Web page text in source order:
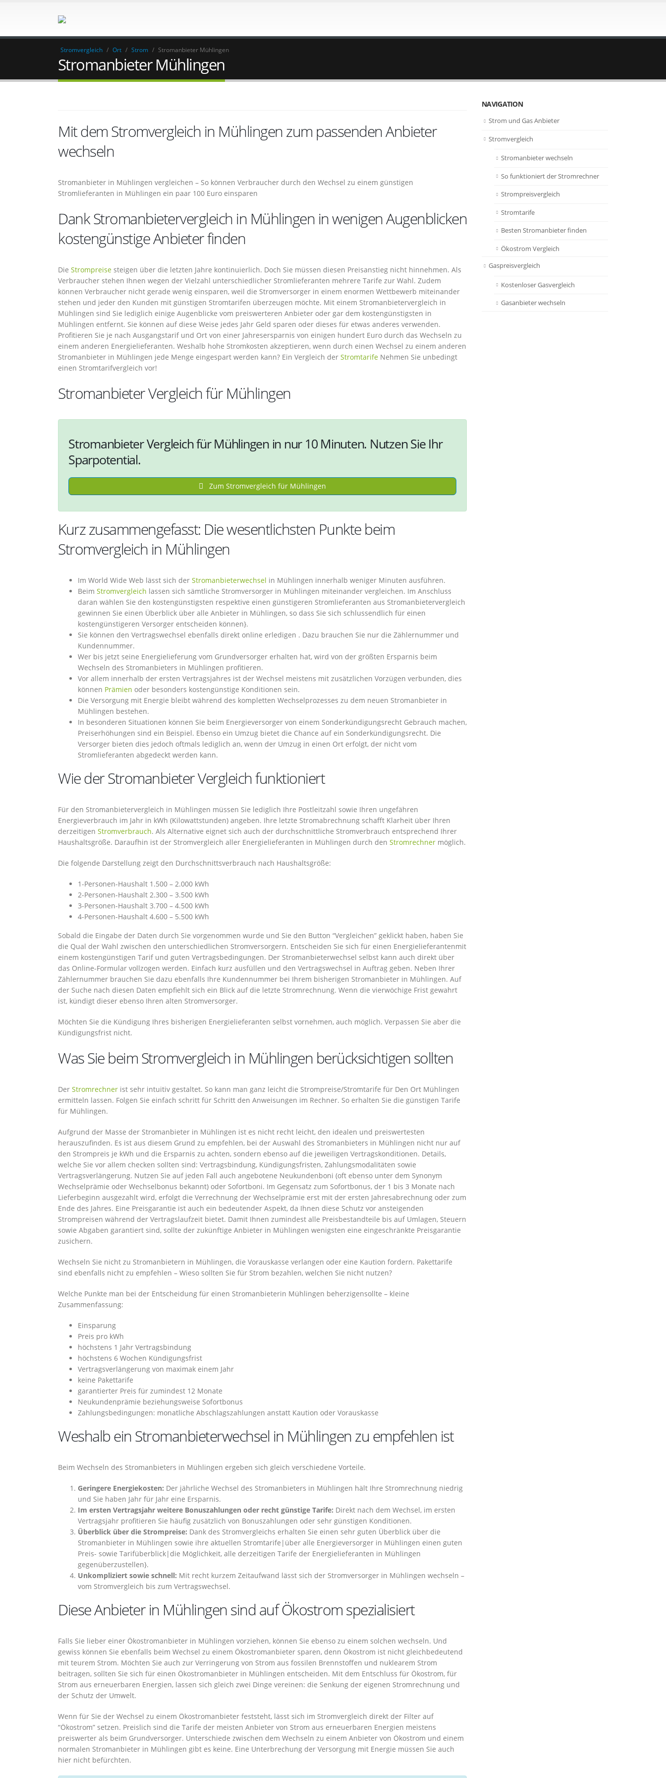
Stromvergleich / Ort / Strom / Stromanbieter Mühlingen
Stromanbieter Mühlingen
Mit dem Stromvergleich in Mühlingen zum passenden Anbieter
wechseln
Stromanbieter in Mühlingen vergleichen – So können Verbraucher durch den Wechsel zu einem günstigen
Stromlieferanten in Mühlingen ein paar 100 Euro einsparen
Dank Stromanbietervergleich in Mühlingen in wenigen Augenblicken
kostengünstige Anbieter finden
Die Strompreise steigen über die letzten Jahre kontinuierlich. Doch Sie müssen diesen Preisanstieg nicht hinnehmen. Als
Verbraucher stehen Ihnen wegen der Vielzahl unterschiedlicher Stromlieferanten mehrere Tarife zur Wahl. Zudem
können Verbraucher nicht gerade wenig einsparen, weil die Stromversorger in einem enormen Wettbewerb miteinander
stehen und jeder den Kunden mit günstigen Stromtarifen überzeugen möchte. Mit einem Stromanbietervergleich in
Mühlingen sind Sie lediglich einige Augenblicke vom preiswerteren Anbieter oder gar dem kostengünstigsten in
Mühlingen entfernt. Sie können auf diese Weise jedes Jahr Geld sparen oder dieses für etwas anderes verwenden.
Profitieren Sie je nach Ausgangstarif und Ort von einer Jahresersparnis von einigen hundert Euro durch das Wechseln zu
einem anderen Energielieferanten. Weshalb hohe Stromkosten akzeptieren, wenn durch einen Wechsel zu einem anderen
Stromanbieter in Mühlingen jede Menge eingespart werden kann? Ein Vergleich der Stromtarife Nehmen Sie unbedingt
einen Stromtarifvergleich vor!
Stromanbieter Vergleich für Mühlingen
Stromanbieter Vergleich für Mühlingen in nur 10 Minuten. Nutzen Sie Ihr
Sparpotential.
Zum Stromvergleich für Mühlingen
Kurz zusammengefasst: Die wesentlichsten Punkte beim
Stromvergleich in Mühlingen
Im World Wide Web lässt sich der Stromanbieterwechsel in Mühlingen innerhalb weniger Minuten ausführen.
Beim Stromvergleich lassen sich sämtliche Stromversorger in Mühlingen miteinander vergleichen. Im Anschluss
daran wählen Sie den kostengünstigsten respektive einen günstigeren Stromlieferanten aus Stromanbietervergleich
gewinnen Sie einen Überblick über alle Anbieter in Mühlingen, so dass Sie sich schlussendlich für einen
kostengünstigeren Versorger entscheiden können}.
Sie können den Vertragswechsel ebenfalls direkt online erledigen . Dazu brauchen Sie nur die Zählernummer und
Kundennummer.
Wer bis jetzt seine Energielieferung vom Grundversorger erhalten hat, wird von der größten Ersparnis beim
Wechseln des Stromanbieters in Mühlingen profitieren.
Vor allem innerhalb der ersten Vertragsjahres ist der Wechsel meistens mit zusätzlichen Vorzügen verbunden, dies
können Prämien oder besonders kostengünstige Konditionen sein.
Die Versorgung mit Energie bleibt während des kompletten Wechselprozesses zu dem neuen Stromanbieter in
Mühlingen bestehen.
In besonderen Situationen können Sie beim Energieversorger von einem Sonderkündigungsrecht Gebrauch machen,
Preiserhöhungen sind ein Beispiel. Ebenso ein Umzug bietet die Chance auf ein Sonderkündigungsrecht. Die
Versorger bieten dies jedoch oftmals lediglich an, wenn der Umzug in einen Ort erfolgt, der nicht vom
Stromlieferanten abgedeckt werden kann.
Wie der Stromanbieter Vergleich funktioniert
Für den Stromanbietervergleich in Mühlingen müssen Sie lediglich Ihre Postleitzahl sowie Ihren ungefähren
Energieverbrauch im Jahr in kWh (Kilowattstunden) angeben. Ihre letzte Stromabrechnung schafft Klarheit über Ihren
derzeitigen Stromverbrauch. Als Alternative eignet sich auch der durchschnittliche Stromverbrauch entsprechend Ihrer
Haushaltsgröße. Daraufhin ist der Stromvergleich aller Energielieferanten in Mühlingen durch den Stromrechner möglich.
Die folgende Darstellung zeigt den Durchschnittsverbrauch nach Haushaltsgröße:
1-Personen-Haushalt 1.500 – 2.000 kWh
2-Personen-Haushalt 2.300 – 3.500 kWh
3-Personen-Haushalt 3.700 – 4.500 kWh
4-Personen-Haushalt 4.600 – 5.500 kWh
Sobald die Eingabe der Daten durch Sie vorgenommen wurde und Sie den Button “Vergleichen” geklickt haben, haben Sie
die Qual der Wahl zwischen den unterschiedlichen Stromversorgern. Entscheiden Sie sich für einen Energielieferantenmit
einem kostengünstigen Tarif und guten Vertragsbedingungen. Der Stromanbieterwechsel selbst kann auch direkt über
das Online-Formular vollzogen werden. Einfach kurz ausfüllen und den Vertragswechsel in Auftrag geben. Neben Ihrer
Zählernummer brauchen Sie dazu ebenfalls Ihre Kundennummer bei Ihrem bisherigen Stromanbieter in Mühlingen. Auf
der Suche nach diesen Daten empfiehlt sich ein Blick auf die letzte Stromrechnung. Wenn die vierwöchige Frist gewahrt
ist, kündigt dieser ebenso Ihren alten Stromversorger.
Möchten Sie die Kündigung Ihres bisherigen Energielieferanten selbst vornehmen, auch möglich. Verpassen Sie aber die
Kündigungsfrist nicht.
Was Sie beim Stromvergleich in Mühlingen berücksichtigen sollten
Der Stromrechner ist sehr intuitiv gestaltet. So kann man ganz leicht die Strompreise/Stromtarife für Den Ort Mühlingen
ermitteln lassen. Folgen Sie einfach schritt für Schritt den Anweisungen im Rechner. So erhalten Sie die günstigen Tarife
für Mühlingen.
Aufgrund der Masse der Stromanbieter in Mühlingen ist es nicht recht leicht, den idealen und preiswertesten
herauszufinden. Es ist aus diesem Grund zu empfehlen, bei der Auswahl des Stromanbieters in Mühlingen nicht nur auf
den Strompreis je kWh und die Ersparnis zu achten, sondern ebenso auf die jeweiligen Vertragskonditionen. Details,
welche Sie vor allem checken sollten sind: Vertragsbindung, Kündigungsfristen, Zahlungsmodalitäten sowie
Vertragsverlängerung. Nutzen Sie auf jeden Fall auch angebotene Neukundenboni (oft ebenso unter dem Synonym
Wechselprämie oder Wechselbonus bekannt) oder Sofortboni. Im Gegensatz zum Sofortbonus, der 1 bis 3 Monate nach
Lieferbeginn ausgezahlt wird, erfolgt die Verrechnung der Wechselprämie erst mit der ersten Jahresabrechnung oder zum
Ende des Jahres. Eine Preisgarantie ist auch ein bedeutender Aspekt, da Ihnen diese Schutz vor ansteigenden
Strompreisen während der Vertragslaufzeit bietet. Damit Ihnen zumindest alle Preisbestandteile bis auf Umlagen, Steuern
sowie Abgaben garantiert sind, sollte der zukünftige Anbieter in Mühlingen wenigsten eine eingeschränkte Preisgarantie
zusichern.
Wechseln Sie nicht zu Stromanbietern in Mühlingen, die Vorauskasse verlangen oder eine Kaution fordern. Pakettarife
sind ebenfalls nicht zu empfehlen – Wieso sollten Sie für Strom bezahlen, welchen Sie nicht nutzen?
Welche Punkte man bei der Entscheidung für einen Stromanbieterin Mühlingen beherzigensollte – kleine
Zusammenfassung:
Einsparung
Preis pro kWh
höchstens 1 Jahr Vertragsbindung
höchstens 6 Wochen Kündigungsfrist
Vertragsverlängerung von maximak einem Jahr
keine Pakettarife
garantierter Preis für zumindest 12 Monate
Neukundenprämie beziehungsweise Sofortbonus
Zahlungsbedingungen: monatliche Abschlagszahlungen anstatt Kaution oder Vorauskasse
Weshalb ein Stromanbieterwechsel in Mühlingen zu empfehlen ist
Beim Wechseln des Stromanbieters in Mühlingen ergeben sich gleich verschiedene Vorteile.
Geringere Energiekosten: Der jährliche Wechsel des Stromanbieters in Mühlingen hält Ihre Stromrechnung niedrig
und Sie haben Jahr für Jahr eine Ersparnis.
Im ersten Vertragsjahr weitere Bonuszahlungen oder recht günstige Tarife: Direkt nach dem Wechsel, im ersten
Vertragsjahr profitieren Sie häufig zusätzlich von Bonuszahlungen oder sehr günstigen Konditionen.
Überblick über die Strompreise: Dank des Stromvergleichs erhalten Sie einen sehr guten Überblick über die
Stromanbieter in Mühlingen sowie ihre aktuellen Stromtarife|über alle Energieversorger in Mühlingen einen guten
Preis- sowie Tarifüberblick|die Möglichkeit, alle derzeitigen Tarife der Energielieferanten in Mühlingen
gegenüberzustellen}.
Unkompliziert sowie schnell: Mit recht kurzem Zeitaufwand lässt sich der Stromversorger in Mühlingen wechseln –
vom Stromvergleich bis zum Vertragswechsel.
Diese Anbieter in Mühlingen sind auf Ökostrom spezialisiert
Falls Sie lieber einer Ökostromanbieter in Mühlingen vorziehen, können Sie ebenso zu einem solchen wechseln. Und
gewiss können Sie ebenfalls beim Wechsel zu einem Ökostromanbieter sparen, denn Ökostrom ist nicht gleichbedeutend
mit teurem Strom. Möchten Sie auch zur Verringerung von Strom aus fossilen Brennstoffen und nuklearem Strom
beitragen, sollten Sie sich für einen Ökostromanbieter in Mühlingen entscheiden. Mit dem Entschluss für Ökostrom, für
Strom aus erneuerbaren Energien, lassen sich gleich zwei Dinge vereinen: die Senkung der eigenen Stromrechnung und
der Schutz der Umwelt.
Wenn für Sie der Wechsel zu einem Ökostromanbieter feststeht, lässt sich im Stromvergleich direkt der Filter auf
“Ökostrom” setzen. Preislich sind die Tarife der meisten Anbieter von Strom aus erneuerbaren Energien meistens
preiswerter als beim Grundversorger. Unterschiede zwischen dem Wechseln zu einem Anbieter von Ökostrom und einem
normalen Stromanbieter in Mühlingen gibt es keine. Eine Unterbrechung der Versorgung mit Energie müssen Sie auch
hier nicht befürchten.
NAVIGATION
Strom und Gas Anbieter
Stromvergleich
Stromanbieter wechseln
So funktioniert der Stromrechner
Strompreisvergleich
Stromtarife
Besten Stromanbieter finden
Ökostrom Vergleich
Gaspreisvergleich
Kostenloser Gasvergleich
Gasanbieter wechseln